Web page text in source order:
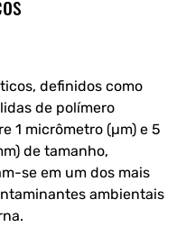
definidos como
de polímero
1 micrômetro (µm) e 5
de tamanho,
se em um dos mais
ambientais